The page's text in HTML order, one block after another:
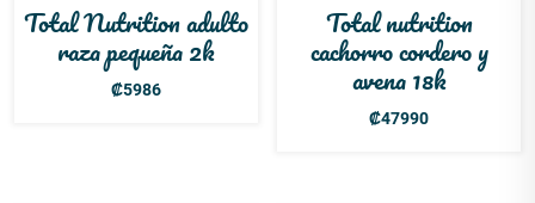
Total Nutrition adulto
raza pequeña 2k
₡5986
Total nutrition
cachorro cordero y
avena 18k
₡47990